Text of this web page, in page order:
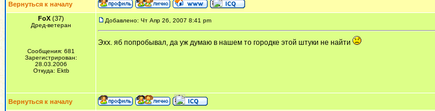
Вернуться к началу
FoX (37)
Дред-ветеран
Сообщения: 681
Зарегистрирован:
28.03.2006
Откуда: Ektb
Добавлено: Чт Апр 26, 2007 8:41 pm
Эхх. яб попробывал, да уж думаю в нашем то городке этой штуки не найти
Вернуться к началу